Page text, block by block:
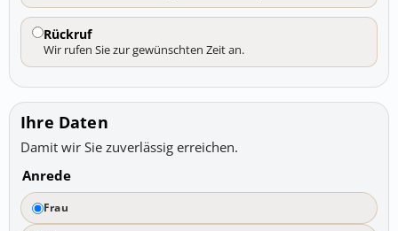
Rückruf
Wir rufen Sie zur gewünschten Zeit an.
Ihre Daten
Damit wir Sie zuverlässig erreichen.
Anrede
Frau